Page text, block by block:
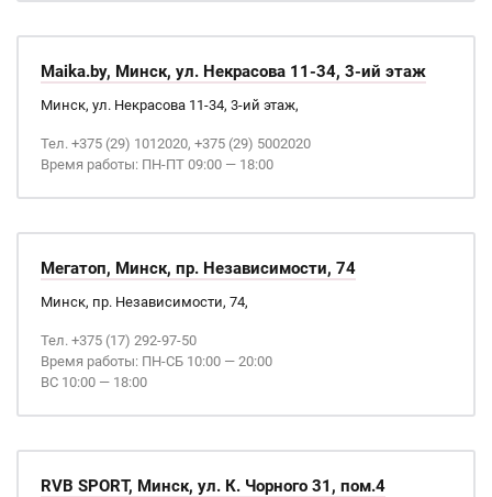
Maika.by, Минск, ул. Некрасова 11-34, 3-ий этаж
Минск, ул. Некрасова 11-34, 3-ий этаж,
Тел. +375 (29) 1012020, +375 (29) 5002020
Время работы: ПН-ПТ 09:00 — 18:00
Мегатоп, Минск, пр. Независимости, 74
Минск, пр. Независимости, 74,
Тел. +375 (17) 292-97-50
Время работы: ПН-СБ 10:00 — 20:00
ВС 10:00 — 18:00
RVB SPORT, Минск, ул. К. Чорного 31, пом.4